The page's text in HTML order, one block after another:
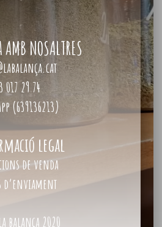
AMB NOSALTRES
017 29 74
(639136213)
legal
de venda
d’enviament
balança 2020